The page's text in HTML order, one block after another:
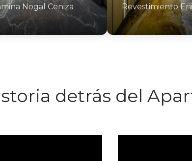
Nogal Ceniza Revestimiento
detrás del